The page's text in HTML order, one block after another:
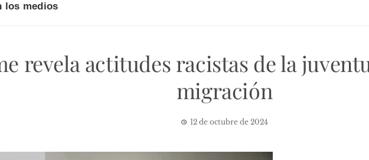
los medios
revela actitudes racistas de la
migración
12 de octubre de 2024